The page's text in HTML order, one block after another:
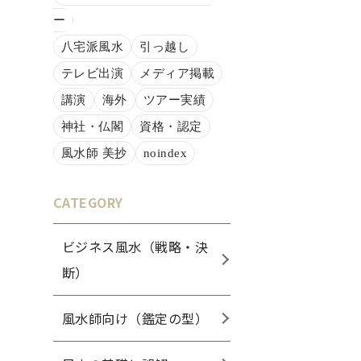
ー
八宅派風水 引っ越し
テレビ出演 メディア掲載
講演 海外 ツアー実績
神社・仏閣 資格・認定
風水師 美抄 noindex
CATEGORY
ビジネス風水（戦略・決
断）
風水師向け（鑑定の型）